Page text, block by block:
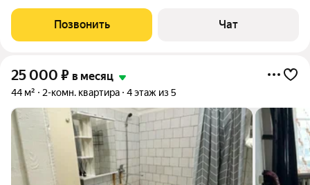
Позвонить Чат
25 000 ₽ в месяц
44 м² 2-комн. квартира 4 этаж из 5